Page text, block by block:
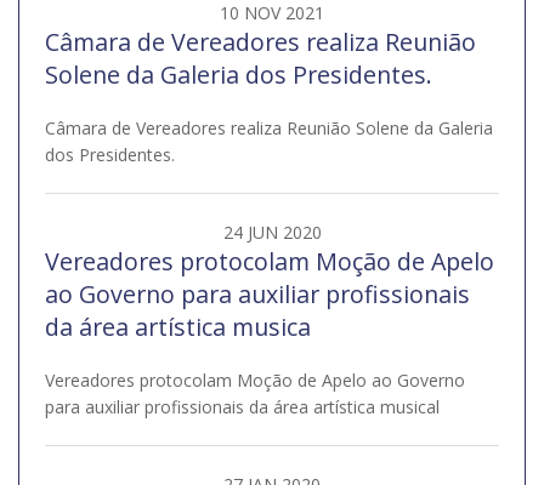
10 NOV 2021
Câmara de Vereadores realiza Reunião
Solene da Galeria dos Presidentes.
Câmara de Vereadores realiza Reunião Solene da Galeria
dos Presidentes.
24 JUN 2020
Vereadores protocolam Moção de Apelo
ao Governo para auxiliar profissionais
da área artística musica
Vereadores protocolam Moção de Apelo ao Governo
para auxiliar profissionais da área artística musical